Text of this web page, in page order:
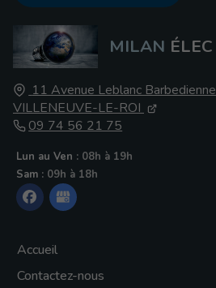
MILAN ÉLEC
11 Avenue Leblanc Barbedienne
VILLENEUVE-LE-ROI
09 74 56 21 75
Lun au Ven : 08h à 19h
Sam : 09h à 18h
Accueil
Contactez-nous